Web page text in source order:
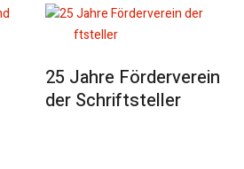
25 Jahre Förderverein
der Schriftsteller